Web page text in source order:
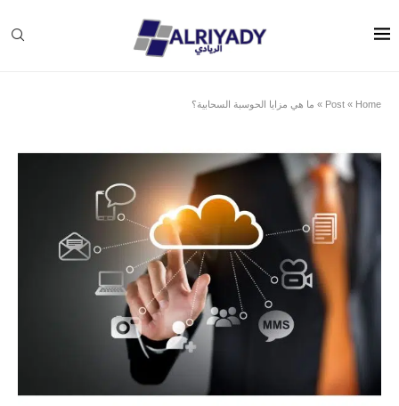
Home
»
Post
» ما هي مزايا الحوسبة السحابية؟